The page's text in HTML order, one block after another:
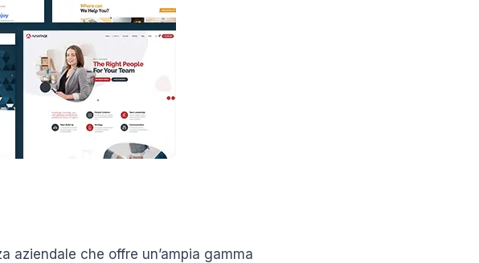
aziendale che offre un’ampia gamma